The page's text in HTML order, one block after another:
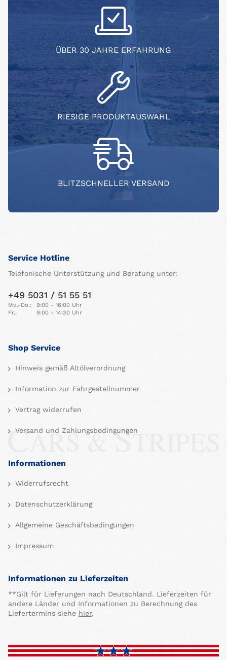
ÜBER 30 JAHRE ERFAHRUNG
RIESIGE PRODUKTAUSWAHL
BLITZSCHNELLER VERSAND
Service Hotline
Telefonische Unterstützung und Beratung unter:
+49 5031 / 51 55 51
Mo.-Do.:
9:00 - 16:00 Uhr
Fr.:
9:00 - 14:30 Uhr
Shop Service
Hinweis gemäß Altölverordnung
Information zur Fahrgestellnummer
Vertrag widerrufen
Versand und Zahlungsbedingungen
Informationen
Widerrufsrecht
Datenschutzerklärung
Allgemeine Geschäftsbedingungen
Impressum
Informationen zu Lieferzeiten
**Gilt für Lieferungen nach Deutschland. Lieferzeiten für
andere Länder und Informationen zu Berechnung des
Liefertermins siehe hier.